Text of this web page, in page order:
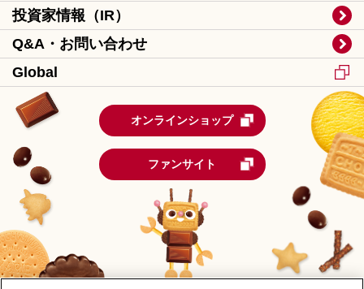
投資家情報（IR）
Q&A・お問い合わせ
Global
オンラインショップ
ファンサイト